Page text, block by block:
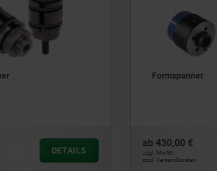
DETAILS
Zugkonus für
ab 31,80 €
zzgl. MwSt.
zzgl. Versandkosten